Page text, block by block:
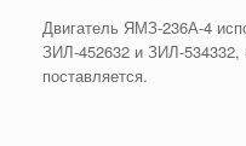
Двигатель ЯМЗ-236А-4
ЗИЛ-452632 и ЗИЛ-534332,
поставляется.